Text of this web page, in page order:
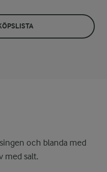
och blanda med
med salt.